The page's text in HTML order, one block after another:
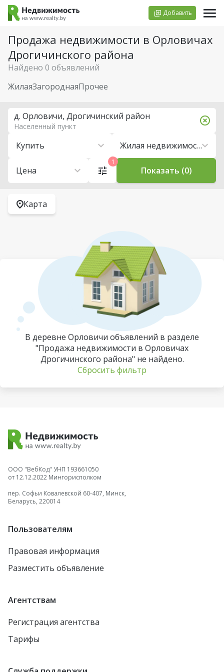
Добавить
Продажа недвижимости в Орловичах
Дрогичинского района
Найдено 0 объявлений
ЖилаяЗагороднаяПрочее
Купить Жилая недвижимость
Цена
д. Орловичи, Дрогичинский район
Населенный пункт
1
Показать (0)
Карта
В деревне Орловичи объявлений в разделе
"Продажа недвижимости в Орловичах
Дрогичинского района" не найдено.
Сбросить фильтр
ООО "ВебКод" УНП 193661050
от 12.12.2022 Мингорисполком
пер. Софьи Ковалевской 60-407, Минск,
Беларусь, 220014
Пользователям
Правовая информация
Разместить объявление
Агентствам
Регистрация агентства
Тарифы